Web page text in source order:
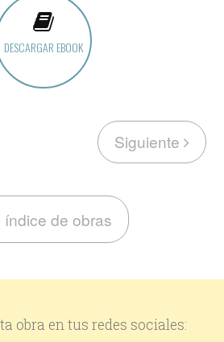
DESCARGAR EBOOK
Siguiente
índice de obras
obra en tus redes sociales: